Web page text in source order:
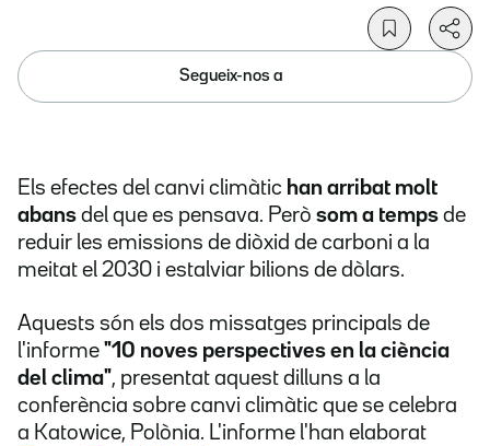
Segueix-nos a
Els efectes del canvi climàtic han arribat molt
abans del que es pensava. Però som a temps de
reduir les emissions de diòxid de carboni a la
meitat el 2030 i estalviar bilions de dòlars.
Aquests són els dos missatges principals de
l'informe "10 noves perspectives en la ciència
del clima", presentat aquest dilluns a la
conferència sobre canvi climàtic que se celebra
a Katowice, Polònia. L'informe l'han elaborat